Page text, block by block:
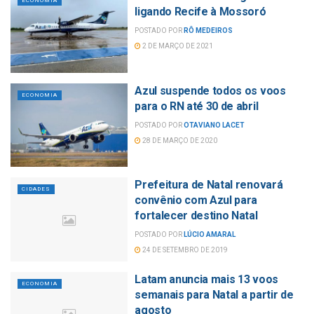
ligando Recife à Mossoró
POSTADO POR RÔ MEDEIROS
2 DE MARÇO DE 2021
ECONOMIA
Azul suspende todos os voos
para o RN até 30 de abril
POSTADO POROTAVIANO LACET
28 DE MARÇO DE 2020
CIDADES
Prefeitura de Natal renovará
convênio com Azul para
fortalecer destino Natal
POSTADO POR LÚCIO AMARAL
24 DE SETEMBRO DE 2019
ECONOMIA
Latam anuncia mais 13 voos
semanais para Natal a partir de
agosto